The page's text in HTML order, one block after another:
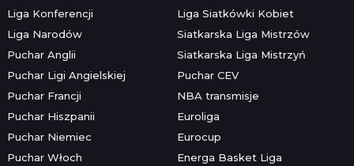
Liga Konferencji
Liga Narodów
Puchar Anglii
Puchar Ligi Angielskiej
Puchar Francji
Puchar Hiszpanii
Puchar Niemiec
Puchar Włoch
Liga Siatkówki Kobiet
Siatkarska Liga Mistrzów
Siatkarska Liga Mistrzyń
Puchar CEV
NBA transmisje
Euroliga
Eurocup
Energa Basket Liga